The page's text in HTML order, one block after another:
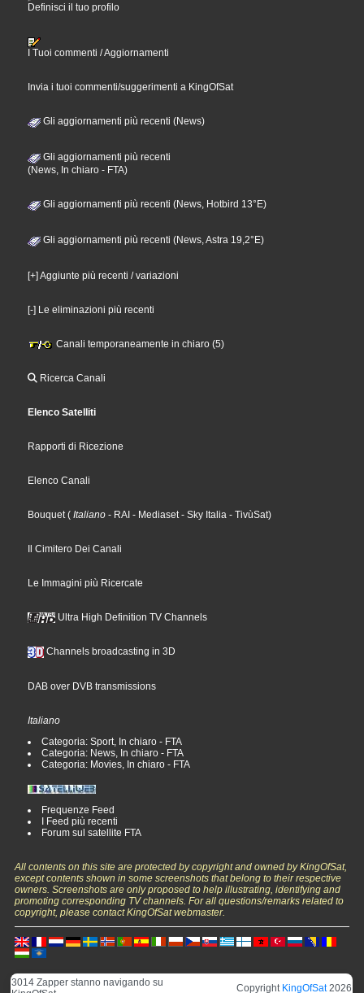
Definisci il tuo profilo
I Tuoi commenti / Aggiornamenti
Invia i tuoi commenti/suggerimenti a KingOfSat
Gli aggiornamenti più recenti (News)
Gli aggiornamenti più recenti
(News, In chiaro - FTA)
Gli aggiornamenti più recenti (News, Hotbird 13°E)
Gli aggiornamenti più recenti (News, Astra 19,2°E)
[+] Aggiunte più recenti / variazioni
[-] Le eliminazioni più recenti
Canali temporaneamente in chiaro (5)
Ricerca Canali
Elenco Satelliti
Rapporti di Ricezione
Elenco Canali
Bouquet ( Italiano - RAI - Mediaset - Sky Italia - TivùSat)
Il Cimitero Dei Canali
Le Immagini più Ricercate
Ultra High Definition TV Channels
Channels broadcasting in 3D
DAB over DVB transmissions
Italiano
Categoria: Sport, In chiaro - FTA
Categoria: News, In chiaro - FTA
Categoria: Movies, In chiaro - FTA
Frequenze Feed
I Feed più recenti
Forum sul satellite FTA
All contents on this site are protected by copyright and owned by KingOfSat,
except contents shown in some screenshots that belong to their respective
owners. Screenshots are only proposed to help illustrating, identifying and
promoting corresponding TV channels. For all questions/remarks related to
copyright, please contact KingOfSat webmaster.
3014 Zapper stanno navigando su
Copyright KingOfSat2026